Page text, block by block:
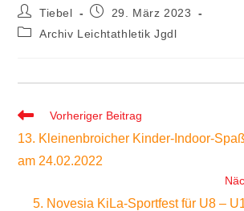
Beitrags-
Autor:
Tiebel
Beitrag29. März 2023
Beitrags-
Archiv Leichtathletik Jgdl
Weitere
ansehen
Vorheriger Beitrag
13. Kleinenbroicher Kinder-Indoor-Spaß
am 24.02.2022
5. Novesia KiLa-Sportfest für U8 –